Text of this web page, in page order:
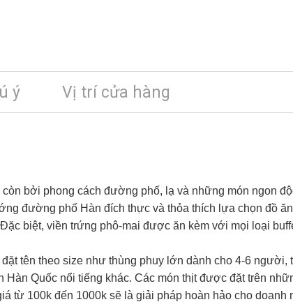
ý Vị trí cửa hàng
bởi phong cách đường phố, lạ và những món ngon
đường phố Hàn đích thực và thỏa thích lựa chọn đồ
biệt, viền trứng phô-mai được ăn kèm với mọi loại
tên theo size như thùng phuy lớn dành cho 4-6
Quốc nổi tiếng khác. Các món thịt được đặt trên
từ 100k đến 1000k sẽ là giải pháp hoàn hảo cho